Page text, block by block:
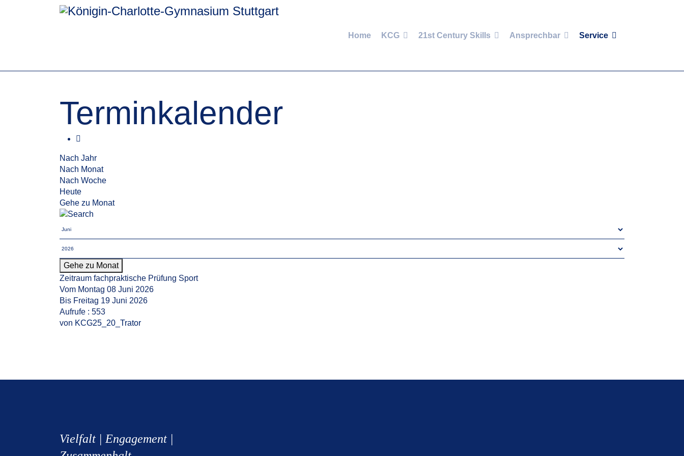
Home KCG 21st Century Skills Ansprechbar Service
Terminkalender
Nach Jahr
Nach Monat
Nach Woche
Heute
Gehe zu Monat
Gehe zu Monat
Zeitraum fachpraktische Prüfung Sport
Vom Montag 08 Juni 2026
Bis Freitag 19 Juni 2026
Aufrufe : 553
von KCG25_20_Trator
Vielfalt | Engagement |